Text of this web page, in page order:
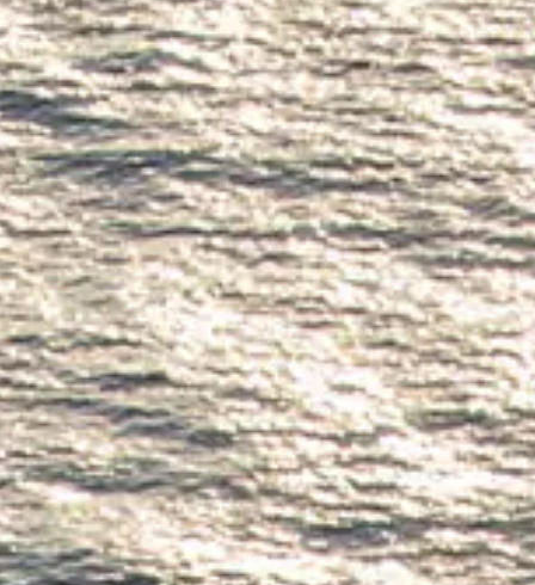
TRADYCJA
ITALY ADVENTURES
WYCEŃ SWOJĄ ŁÓDŹ